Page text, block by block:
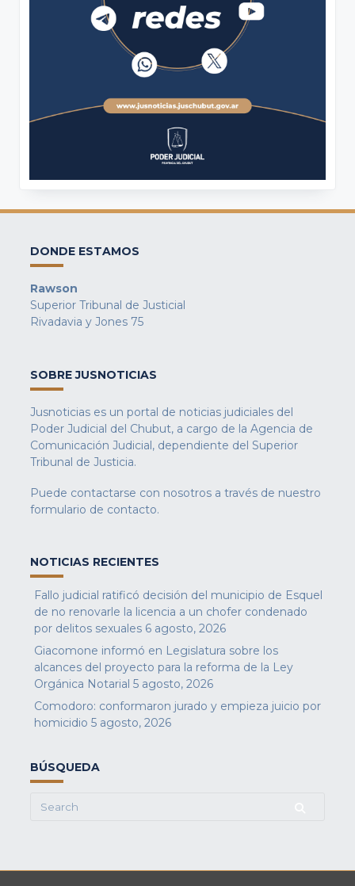
DONDE ESTAMOS
Rawson
Superior Tribunal de Justicial
Rivadavia y Jones 75
SOBRE JUSNOTICIAS
Jusnoticias es un portal de noticias judiciales del
Poder Judicial del Chubut, a cargo de la Agencia de
Comunicación Judicial, dependiente del Superior
Tribunal de Justicia.
Puede contactarse con nosotros a través de nuestro
formulario de contacto.
NOTICIAS RECIENTES
Fallo judicial ratificó decisión del municipio de Esquel
de no renovarle la licencia a un chofer condenado
por delitos sexuales 6 agosto, 2026
Giacomone informó en Legislatura sobre los
alcances del proyecto para la reforma de la Ley
Orgánica Notarial 5 agosto, 2026
Comodoro: conformaron jurado y empieza juicio por
homicidio 5 agosto, 2026
BÚSQUEDA
Search